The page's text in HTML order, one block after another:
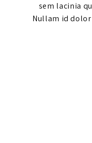
sem lacinia
Nullam id